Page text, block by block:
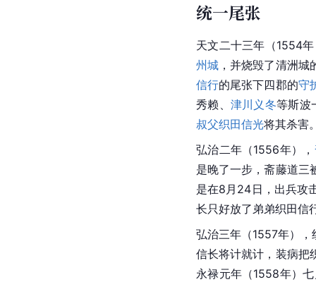
统一尾张
天文二十三年（1554
州城 ，并烧毁了清洲城
信行的尾张下四郡的守
秀赖、 津川义冬等斯波
叔父织田信光将其杀害
弘治二年（1556年），
是晚了一步，斋藤道三
是在8月24日，出兵攻
长只好放了弟弟织田信
弘治三年（1557年），
信长将计就计，装病把
永禄元年（1558年）